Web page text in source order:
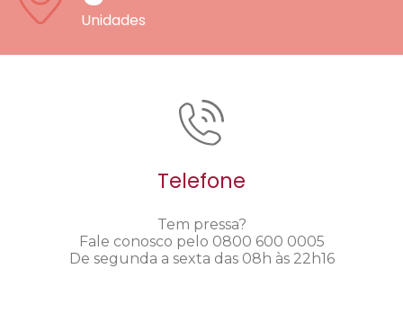
Unidades
Telefone
Tem pressa?
Fale conosco pelo 0800 600 0005
De segunda a sexta das 08h às 22h16